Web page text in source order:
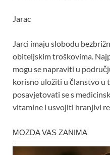
Jarac
Jarci imaju slobodu
obiteljskim troškovima.
mogu se napraviti u
korisno uložiti u članstvo u
posavjetovati se s
vitamine i usvojiti hranjivi